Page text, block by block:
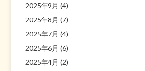
2025年9月 (4)
2025年8月 (7)
2025年7月 (4)
2025年6月 (6)
2025年4月 (2)